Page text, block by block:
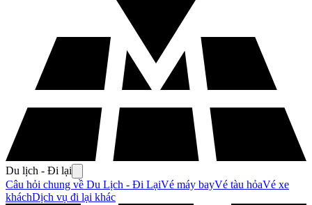
Du lịch - Đi lại
Câu hỏi chung về Du Lịch - Đi LạiVé máy bayVé tàu hỏaVé xe
kháchDịch vụ đi lại khác